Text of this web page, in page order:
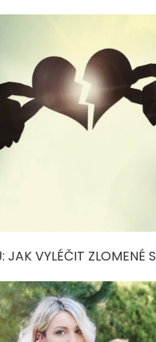
JAK VYLÉČIT ZLOMENÉ